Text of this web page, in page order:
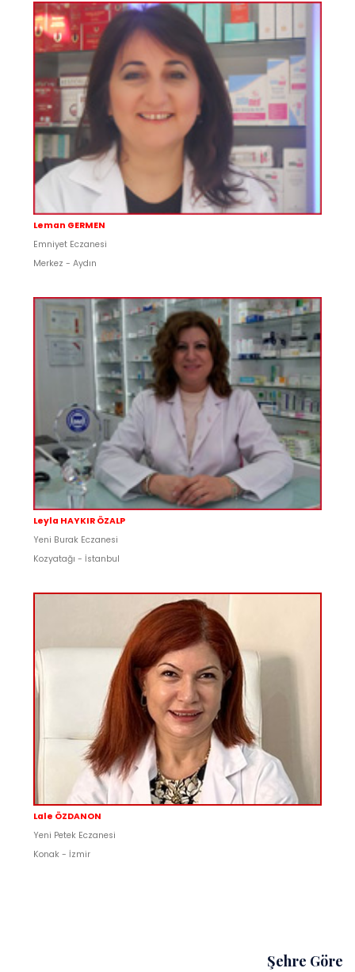
Leman GERMEN
Emniyet Eczanesi
Merkez - Aydın
Leyla HAYKIR ÖZALP
Yeni Burak Eczanesi
Kozyatağı - İstanbul
Lale ÖZDANON
Yeni Petek Eczanesi
Konak - İzmir
Şehre Göre